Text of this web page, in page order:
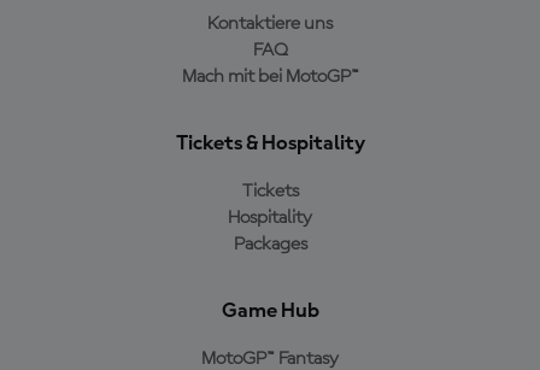
Kontaktiere uns
FAQ
Mach mit bei MotoGP™
Tickets & Hospitality
Tickets
Hospitality
Packages
Game Hub
MotoGP™ Fantasy